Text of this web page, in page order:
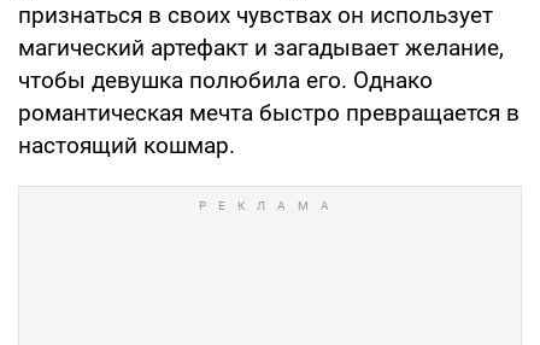
признаться в своих чувствах он использует
магический артефакт и загадывает желание,
чтобы девушка полюбила его. Однако
романтическая мечта быстро превращается в
настоящий кошмар.